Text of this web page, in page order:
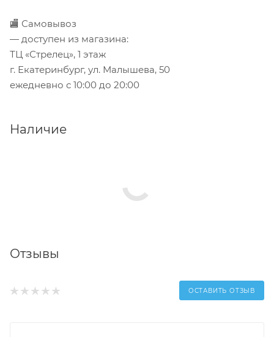
🏬 Самовывоз
— доступен из магазина:
ТЦ «Стрелец», 1 этаж
г. Екатеринбург, ул. Малышева, 50
ежедневно с 10:00 до 20:00
Наличие
Отзывы
ОСТАВИТЬ ОТЗЫВ